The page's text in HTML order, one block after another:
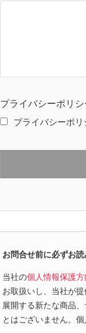
プライバシーポリシ
プライバシーポ
お問合せ前に必ずお
当社の個人情報保護方
お取扱いし、当社が
展開する新たな商品
とはございません。